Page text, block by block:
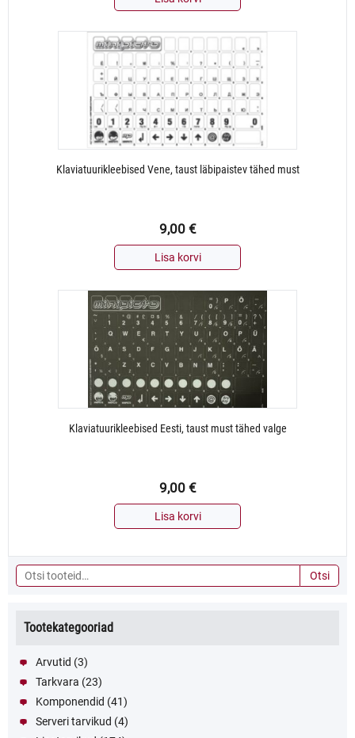
Klaviatuurikleebised Vene, taust läbipaistev tähed must
9,00 €
Lisa korvi
Klaviatuurikleebised Eesti, taust must tähed valge
9,00 €
Lisa korvi
Otsi: Otsi
Tootekategooriad
Arvutid (3)
Tarkvara (23)
Komponendid (41)
Serveri tarvikud (4)